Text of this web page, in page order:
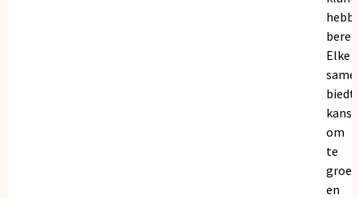
Elke
biedt
om
te
en